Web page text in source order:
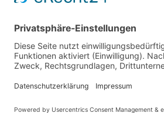
Gemeinde Vaduz auf Social Media